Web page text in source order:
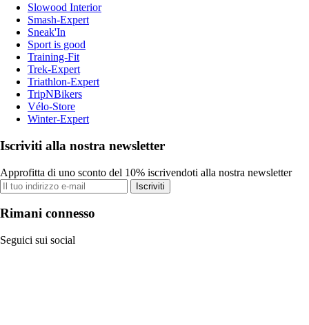
Slowood Interior
Smash-Expert
Sneak'In
Sport is good
Training-Fit
Trek-Expert
Triathlon-Expert
TripNBikers
Vélo-Store
Winter-Expert
Iscriviti alla nostra newsletter
Approfitta di uno sconto del 10% iscrivendoti alla nostra newsletter
Iscriviti
Rimani connesso
Seguici sui social